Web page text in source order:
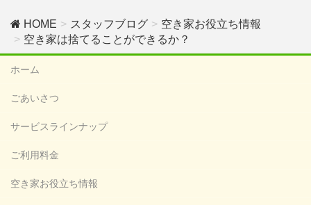
HOME スタッフブログ
空き家お役立ち情報
空き家は捨てることができるか？
ホーム
ごあいさつ
サービスラインナップ
ご利用料金
空き家お役立ち情報